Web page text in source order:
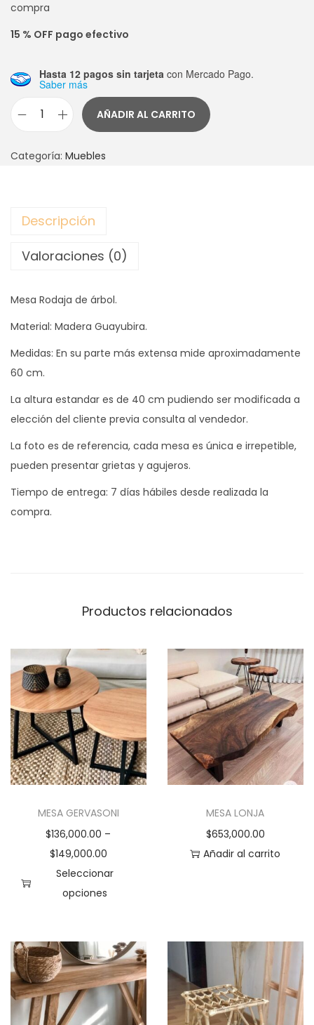
compra
15 % OFF pago efectivo
Hasta 12 pagos sin tarjeta con Mercado Pago.
Saber más
S
O
A
A
E
S
N
O
t
i
AÑADIR AL CARRITO
Categoría: Muebles
Descripción
Valoraciones (0)
Mesa Rodaja de árbol.
Material: Madera Guayubira.
Medidas: En su parte más extensa mide aproximadamente
60 cm.
La altura estandar es de 40 cm pudiendo ser modificada a
elección del cliente previa consulta al vendedor.
La foto es de referencia, cada mesa es única e irrepetible,
pueden presentar grietas y agujeros.
Tiempo de entrega: 7 días hábiles desde realizada la
compra.
Productos relacionados
MESA GERVASONI
$136,000.00 –
$149,000.00
Seleccionar
opciones
t
e
p
r
MESA LONJA
$653,000.00
Añadir al carrito